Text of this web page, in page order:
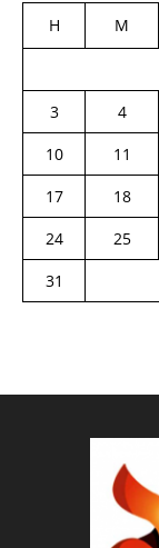
H M
3
4
10
11
17
18
24
25
31